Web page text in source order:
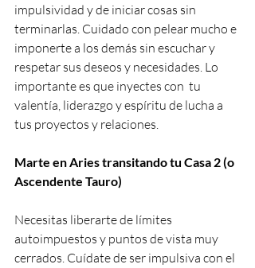
impulsividad y de iniciar cosas sin
terminarlas. Cuidado con pelear mucho e
imponerte a los demás sin escuchar y
respetar sus deseos y necesidades. Lo
importante es que inyectes con  tu
valentía, liderazgo y espíritu de lucha a
tus proyectos y relaciones.
Marte en Aries transitando tu Casa 2 (o
Ascendente Tauro)
Necesitas liberarte de límites
autoimpuestos y puntos de vista muy
cerrados. Cuídate de ser impulsiva con el